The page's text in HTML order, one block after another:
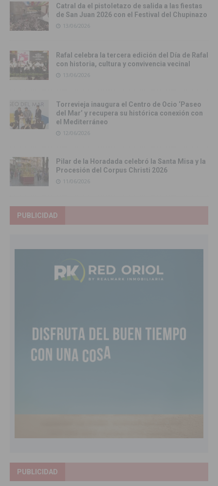
Catral da el pistoletazo de salida a las fiestas
de San Juan 2026 con el Festival del Chupinazo
13/06/2026
Rafal celebra la tercera edición del Día de Rafal
con historia, cultura y convivencia vecinal
13/06/2026
Torrevieja inaugura el Centro de Ocio ‘Paseo
del Mar’ y recupera su histórica conexión con
el Mediterráneo
12/06/2026
Pilar de la Horadada celebró la Santa Misa y la
Procesión del Corpus Christi 2026
11/06/2026
PUBLICIDAD
PUBLICIDAD